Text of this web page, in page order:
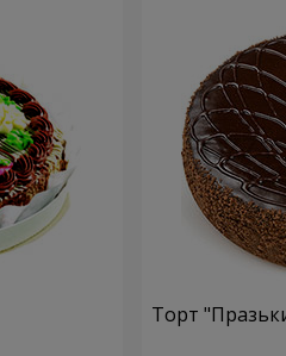
Торт